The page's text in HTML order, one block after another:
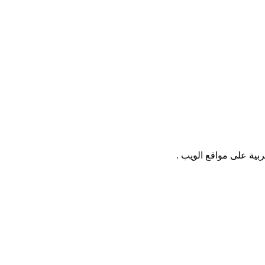
على مواقع الويب .